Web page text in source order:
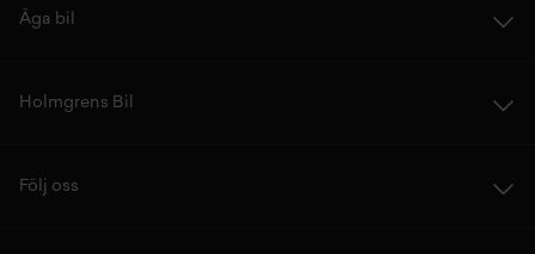
Äga bil
Holmgrens Bil
Följ oss